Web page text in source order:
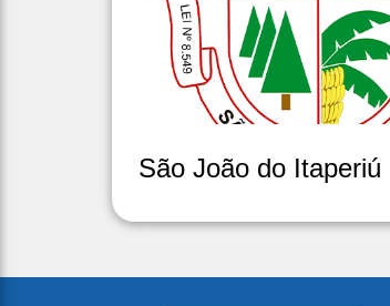
São João do Itaperiú